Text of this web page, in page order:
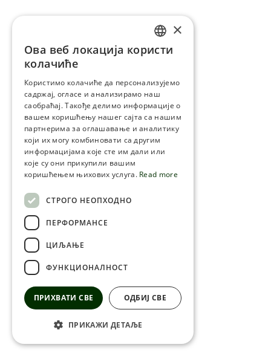
ENGLISH
SERBIA
HEBREW
RUSSIAN
CROATIAN
SERBIAN-2
×
Ова веб локација користи
колачиће
Користимо колачиће да персонализујемо
садржај, огласе и анализирамо наш
саобраћај. Такође делимо информације о
вашем коришћењу нашег сајта са нашим
партнерима за оглашавање и аналитику
који их могу комбиновати са другим
информацијама које сте им дали или
које су они прикупили вашим
коришћењем њихових услуга. Read more
СТРОГО НЕОПХОДНО
ПЕРФОРМАНСЕ
ЦИЉАЊЕ
ФУНКЦИОНАЛНОСТ
ПРИХВАТИ СВЕ ОДБИЈ СВЕ
ПРИКАЖИ ДЕТАЉЕ